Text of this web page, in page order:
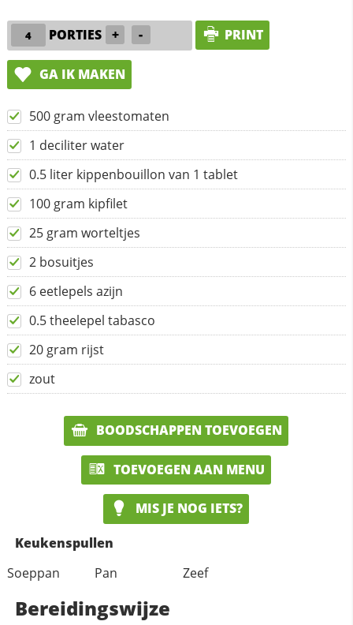
PORTIES + - PRINT
GA IK MAKEN
500 gram vleestomaten
1 deciliter water
0.5 liter kippenbouillon van 1 tablet
100 gram kipfilet
25 gram worteltjes
2 bosuitjes
6 eetlepels azijn
0.5 theelepel tabasco
20 gram rijst
zout
BOODSCHAPPEN TOEVOEGEN
TOEVOEGEN AAN MENU
MIS JE NOG IETS?
Keukenspullen
Soeppan
Pan Zeef
Bereidingswijze